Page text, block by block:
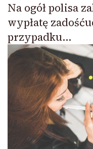
Na ogół polisa
wypłatę
przypadku…